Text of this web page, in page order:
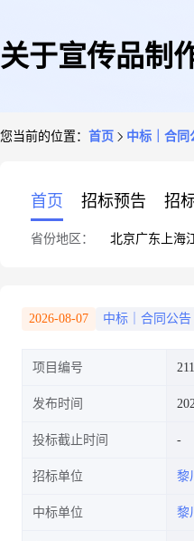
关于宣传品制
您当前的位置： 首页 中标｜合同
首页 招标预告 招
省份地区： 北京广东 上海
2026-08-07 中标｜合同公告
项目编号
发布时间
投标截止时间
招标单位 黎
中标单位 黎